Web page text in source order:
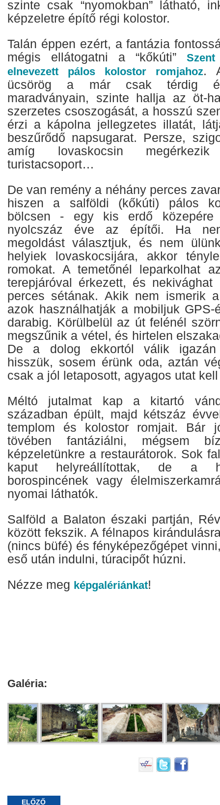
szinte csak “nyomokban” látható,
képzeletre építő régi kolostor.
Talán éppen ezért, a fantázia
mégis ellátogatni a “kőkúti” Szent
elnevezett pálos kolostor romjahoz.
ücsörög a már csak térdig
maradványain, szinte hallja az öt-
szerzetes csoszogását, a hosszú
érzi a kápolna jellegzetes illatát,
beszűrődő napsugarat. Persze,
amíg lovaskocsin
turistacsoport…
De van remény a néhány perces
hiszen a salföldi (kőkúti) pálos
bölcsen - egy kis erdő
nyolcszáz éve az építői. Ha
megoldást választjuk, és nem
helyiek lovaskocsijára, akkor
romokat. A temetőnél leparkolhat
terepjáróval érkezett, és
perces sétának. Akik nem ismerik
azok használhatják a mobiljuk
darabig. Körülbelül az út felénél
megszűnik a vétel, és hirtelen
De a dolog ekkortól válik igazán
hisszük, sosem érünk oda, aztán
csak a jól letaposott, agyagos utat
Méltó jutalmat kap a kitartó
században épült, majd kétszáz
templom és kolostor romjait. Bár
tövében fantáziálni, mégsem
képzeletünkre a restaurátorok. Sok
kaput helyreállítottak, de a
borospincének vagy
nyomai láthatók.
Salföld a Balaton északi partján,
között fekszik. A félnapos
(nincs büfé) és fényképezőgépet
eső után indulni, túracipőt húzni.
Nézze meg képgalériánkat!
Galéria:
ELŐZŐ